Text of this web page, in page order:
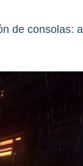
de consolas: a